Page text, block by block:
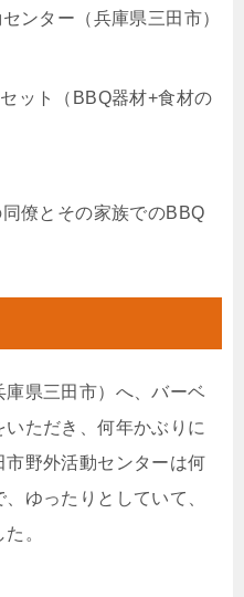
ンター（兵庫県三田市）
ット（BBQ器材+食材の
僚とその家族でのBBQ
県三田市）へ、バーベ
ただき、何年かぶりに
野外活動センターは何
ゆったりとしていて、
。